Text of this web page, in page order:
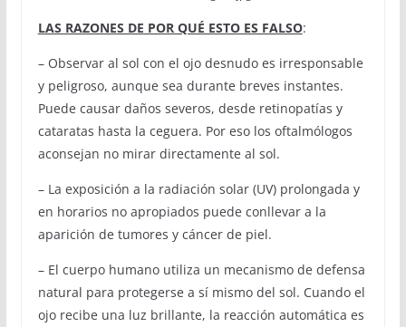
LAS RAZONES DE POR QUÉ ESTO ES FALSO:
– Observar al sol con el ojo desnudo es irresponsable
y peligroso, aunque sea durante breves instantes.
Puede causar daños severos, desde retinopatías y
cataratas hasta la ceguera. Por eso los oftalmólogos
aconsejan no mirar directamente al sol.
– La exposición a la radiación solar (UV) prolongada y
en horarios no apropiados puede conllevar a la
aparición de tumores y cáncer de piel.
– El cuerpo humano utiliza un mecanismo de defensa
natural para protegerse a sí mismo del sol. Cuando el
ojo recibe una luz brillante, la reacción automática es